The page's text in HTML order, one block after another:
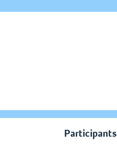
Participants